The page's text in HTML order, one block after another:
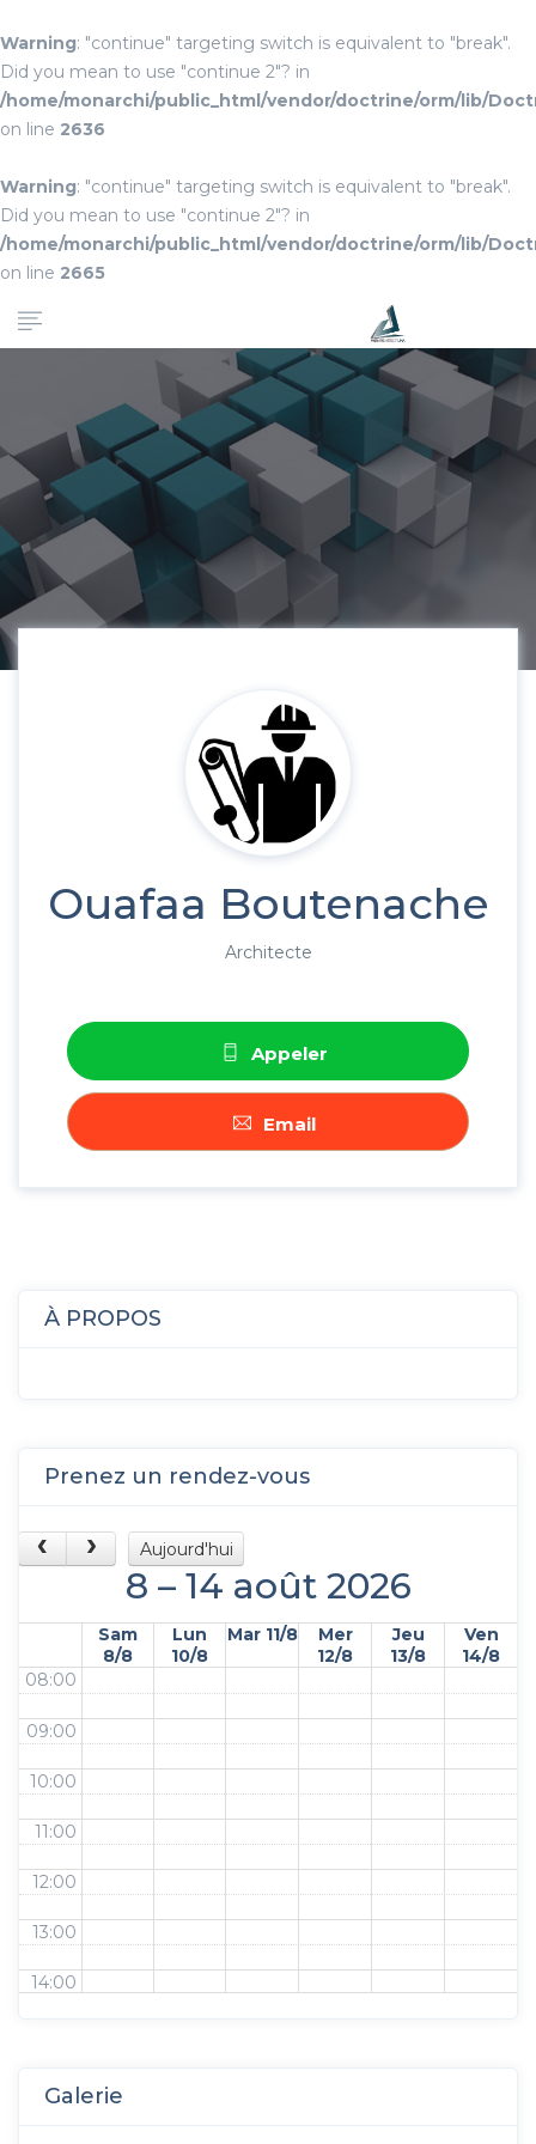
Warning: "continue" targeting switch is equivalent to "break".
Did you mean to use "continue 2"? in
/home/monarchi/public_html/vendor/doctrine/orm/lib/
on line 2636
Warning: "continue" targeting switch is equivalent to "break".
Did you mean to use "continue 2"? in
/home/monarchi/public_html/vendor/doctrine/orm/lib/
on line 2665
Ouafaa Boutenache
Architecte
Appeler
Email
À PROPOS
Prenez un rendez-vous
Aujourd'hui
8 – 14 août 2026
Sam
8/8
Lun
10/8
Mar 11/8
Mer
12/8
Jeu
13/8
Ven
14/8
08:00
09:00
10:00
11:00
12:00
13:00
14:00
16:00
Galerie